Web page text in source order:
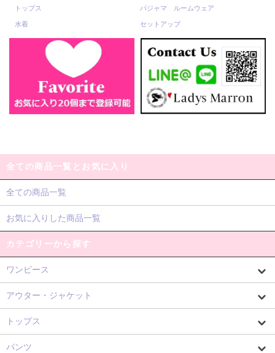
トップス パジャマ ルームウェア
水着 セットアップ
全ての商品一覧とお気に入り
全ての商品一覧
お気に入りした商品一覧
カテゴリーから探す
ワンピース
アウター・ジャケット
トップス
パンツ